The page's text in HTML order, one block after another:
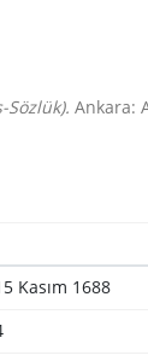
Ankara:
Kasım 1688